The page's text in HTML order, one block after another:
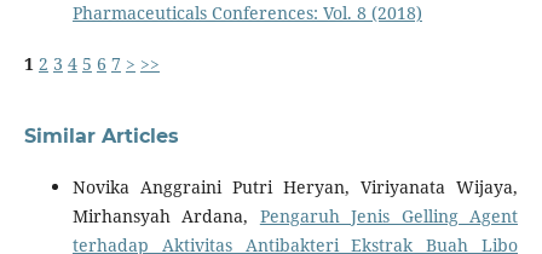
Pharmaceuticals Conferences: Vol. 8 (2018)
1 2 3 4 5 6 7 > >>
Similar Articles
Novika Anggraini Putri Heryan, Viriyanata Wijaya,
Mirhansyah Ardana, Pengaruh Jenis Gelling Agent
terhadap Aktivitas Antibakteri Ekstrak Buah Libo